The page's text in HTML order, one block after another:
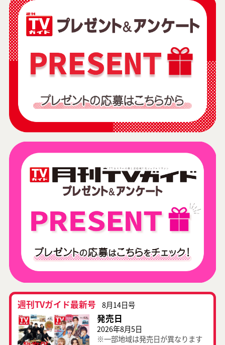
週刊TVガイド最新号 8月14日号
発売日
2026年8月5日
※一部地域は発売日が異なります